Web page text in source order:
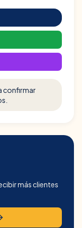
confirmar
más clientes